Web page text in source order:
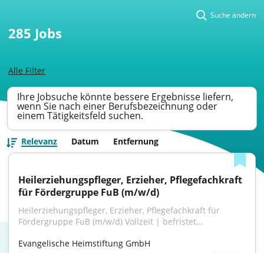
Alle Filter
Suche ändern
285 Jobs
Ihre Jobsuche könnte bessere Ergebnisse liefern,
wenn Sie nach einer Berufsbezeichnung oder
einem Tätigkeitsfeld suchen.
Relevanz Datum Entfernung
Heilerziehungspfleger, Erzieher, Pflegefachkraft
für Fördergruppe FuB (m/w/d)
Heilerziehungspfleger, Erzieher, Pflegefachkraft für
Fördergruppe FuB (m/w/d) Vollzeit | befristet...
Evangelische Heimstiftung GmbH